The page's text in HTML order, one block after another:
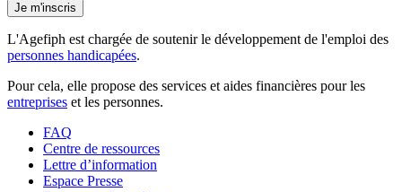
Je m'inscris
L'Agefiph est chargée de soutenir le développement de l'emploi des
personnes handicapées.
Pour cela, elle propose des services et aides financières pour les
entreprises et les personnes.
FAQ
Centre de ressources
Lettre d’information
Espace Presse